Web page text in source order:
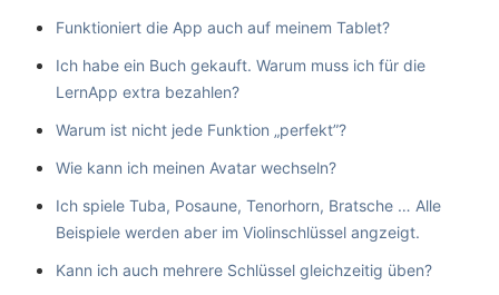
Funktioniert die App auch auf meinem Tablet?
Ich habe ein Buch gekauft. Warum muss ich für die
LernApp extra bezahlen?
Warum ist nicht jede Funktion „perfekt”?
Wie kann ich meinen Avatar wechseln?
Ich spiele Tuba, Posaune, Tenorhorn, Bratsche … Alle
Beispiele werden aber im Violinschlüssel angzeigt.
Kann ich auch mehrere Schlüssel gleichzeitig üben?